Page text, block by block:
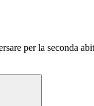
per la seconda